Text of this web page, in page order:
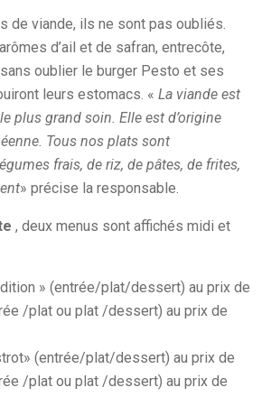
de viande, ils ne sont pas oubliés.
d’ail et de safran, entrecôte,
oublier le burger Pesto et ses
leurs estomacs. « La viande est
plus grand soin. Elle est d’origine
Tous nos plats sont
frais, de riz, de pâtes, de frites,
» précise la responsable.
, deux menus sont affichés midi et
» (entrée/plat/dessert) au prix de
/plat ou plat /dessert) au prix de
(entrée/plat/dessert) au prix de
/plat ou plat /dessert) au prix de